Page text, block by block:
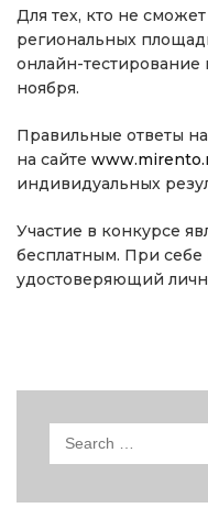
Для тех, кто не
региональных
онлайн-тестирование
ноября.
Правильные ответы
на сайте
индивидуальных
Участие в конкурсе
бесплатным. При себе
удостоверяющий
Search